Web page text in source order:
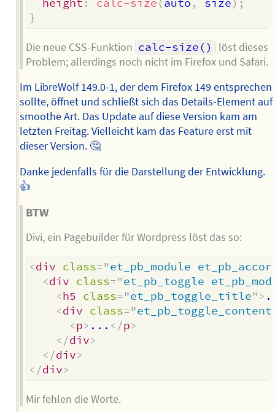
height : calc-size (auto , size) ;
}
Die neue CSS-Funktion calc-size()
löst dieses
Problem; allerdings noch nicht im Firefox und Safari.
Im LibreWolf 149.0-1, der dem Firefox 149 entsprechen
sollte, öffnet und schließt sich das Details-Element auf
smoothe Art. Das Update auf diese Version kam am
letzten Freitag. Vielleicht kam das Feature erst mit
dieser Version. 🤔
Danke jedenfalls für die Darstellung der Entwicklung.
👍
BTW
Divi, ein Pagebuilder für Wordpress löst das so:
<div class="et_pb_module
<div class="et_pb_toggle
<h5 class="et_pb_toggle_title">
<div class="
<p> ... </p>
</div>
</div>
</div>
Mir fehlen die Worte.